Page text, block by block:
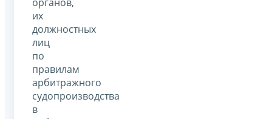
их
должностных
лиц
по
правилам
арбитражного
судопроизводства
в